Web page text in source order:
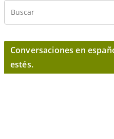
Conversaciones en
estés.